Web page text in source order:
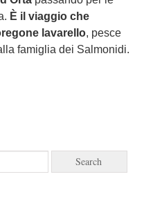
È il viaggio che
lavarello, pesce
famiglia dei Salmonidi.